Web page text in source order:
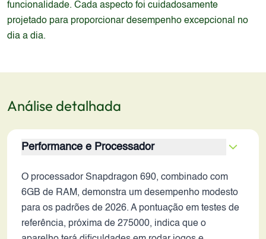
funcionalidade. Cada aspecto foi cuidadosamente
projetado para proporcionar desempenho excepcional no
dia a dia.
Análise detalhada
Performance e Processador
O processador Snapdragon 690, combinado com
6GB de RAM, demonstra um desempenho modesto
para os padrões de 2026. A pontuação em testes de
referência, próxima de 275000, indica que o